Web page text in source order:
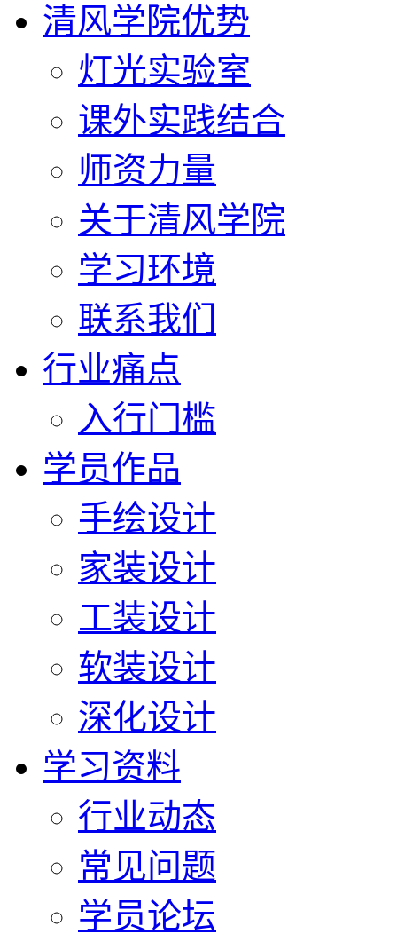
清风学院优势
灯光实验室
课外实践结合
师资力量
关于清风学院
学习环境
联系我们
行业痛点
入行门槛
学员作品
手绘设计
家装设计
工装设计
软装设计
深化设计
学习资料
行业动态
常见问题
学员论坛